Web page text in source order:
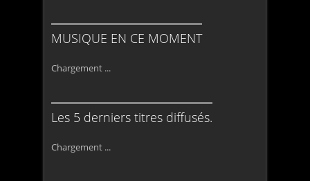
MUSIQUE EN CE MOMENT
Chargement ...
Les 5 derniers titres diffusés.
Chargement ...